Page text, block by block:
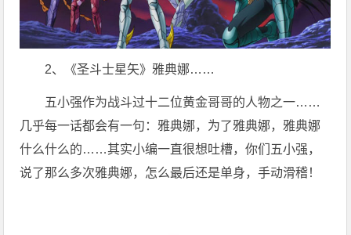
2、《圣斗士星矢》雅典娜……
五小强作为战斗过十二位黄金哥哥的人物之一……
几乎每一话都会有一句：雅典娜，为了雅典娜，雅典娜
什么什么的……其实小编一直很想吐槽，你们五小强，
说了那么多次雅典娜，怎么最后还是单身，手动滑稽！